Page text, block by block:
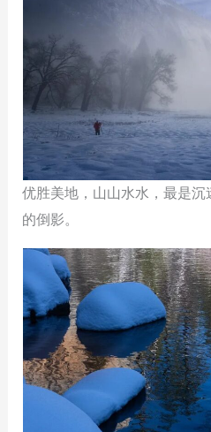
优胜美地，山山水水，最是
的倒影。